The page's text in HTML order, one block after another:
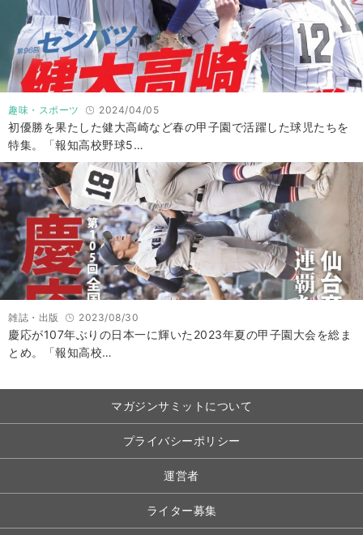
趣味・スポーツ 2024/04/05
初優勝を果たした健大高崎など春の甲子園で活躍した球児たちを
特集。「報知高校野球5…
雑誌・出版 2023/08/30
慶応が107年ぶりの日本一に輝いた2023年夏の甲子園大会を総ま
とめ。「報知高校…
マガジンサミットについて
プライバシーポリシー
運営者
ライター募集